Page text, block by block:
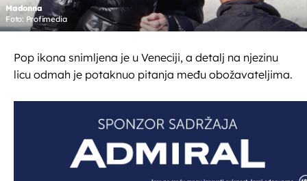
Madonna
Foto: Profimedia
Pop ikona snimljena je u Veneciji, a detalj na njezinu
licu odmah je potaknuo pitanja među obožavateljima.